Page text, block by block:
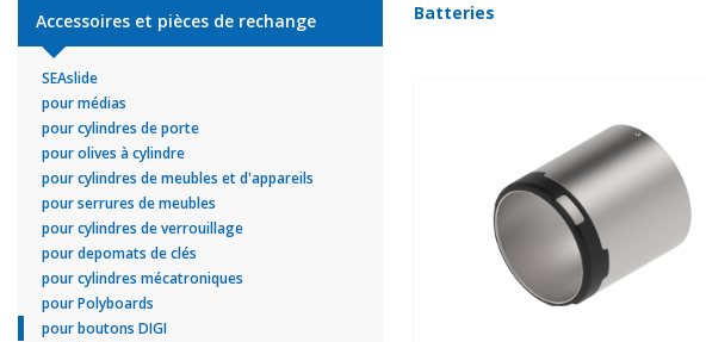
Accessoires et pièces de rechange
SEAslide
pour médias
pour cylindres de porte
pour olives à cylindre
pour cylindres de meubles et d'appareils
pour serrures de meubles
pour cylindres de verrouillage
pour depomats de clés
pour cylindres mécatroniques
pour Polyboards
pour boutons DIGI
Batteries